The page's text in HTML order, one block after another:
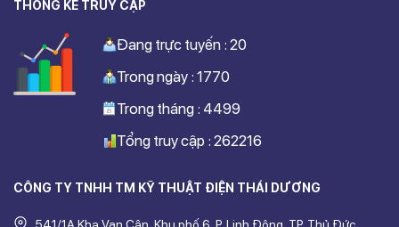
CÔNG TY TNHH TM KỸ THUẬT ĐIỆN THÁI DƯƠNG
541/1A Kha Vạn Cân, Khu phố 6, P. Linh Đông, TP. Thủ Đức,
THỐNG KÊ TRUY CẬP
Trong ngày : 1770
Trong tháng : 4499
Tổng truy cập : 262216
Đang trực tuyến : 20